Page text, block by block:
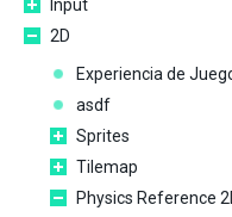
Input
2D
Experiencia de
asdf
Sprites
Tilemap
Physics Reference